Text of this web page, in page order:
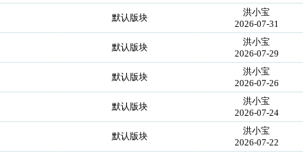
默认版块
洪小宝
2026-07-31
默认版块
洪小宝
2026-07-29
默认版块
洪小宝
2026-07-26
默认版块
洪小宝
2026-07-24
默认版块
洪小宝
2026-07-22